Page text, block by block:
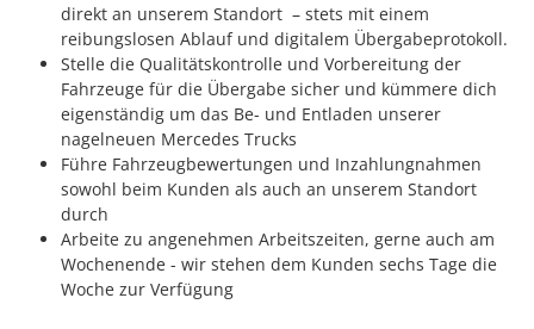
direkt an unserem Standort – stets mit einem
reibungslosen Ablauf und digitalem Übergabeprotokoll.
Stelle die Qualitätskontrolle und Vorbereitung der
Fahrzeuge für die Übergabe sicher und kümmere dich
eigenständig um das Be- und Entladen unserer
nagelneuen Mercedes Trucks
Führe Fahrzeugbewertungen und Inzahlungnahmen
sowohl beim Kunden als auch an unserem Standort
durch
Arbeite zu angenehmen Arbeitszeiten, gerne auch am
Wochenende - wir stehen dem Kunden sechs Tage die
Woche zur Verfügung